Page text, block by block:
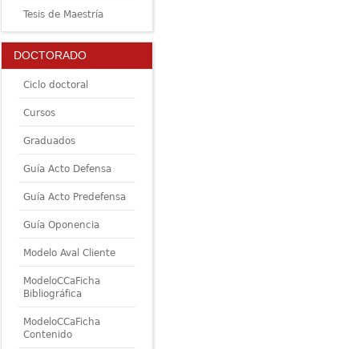
Tesis de Maestría
DOCTORADO
Ciclo doctoral
Cursos
Graduados
Guía Acto Defensa
Guía Acto Predefensa
Guía Oponencia
Modelo Aval Cliente
ModeloCCaFicha
Bibliográfica
ModeloCCaFicha
Contenido